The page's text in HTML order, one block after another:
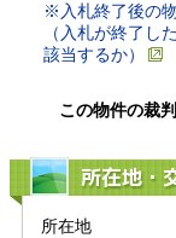
※入札終了後の
（入札が終了し
該当するか）
この物件の裁
所在地・
所在地